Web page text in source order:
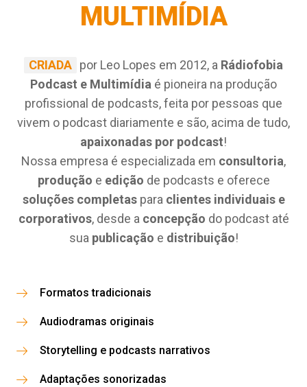
MULTIMÍDIA
CRIADA por Leo Lopes em 2012, a Rádiofobia
Podcast e Multimídia é pioneira na produção
profissional de podcasts, feita por pessoas que
vivem o podcast diariamente e são, acima de tudo,
apaixonadas por podcast!
Nossa empresa é especializada em consultoria,
produção e edição de podcasts e oferece
soluções completaspara clientes individuais e
corporativos, desde a concepção do podcast até
sua publicação e distribuição!
Formatos tradicionais
Audiodramas originais
Storytelling e podcasts narrativos
Adaptações sonorizadas